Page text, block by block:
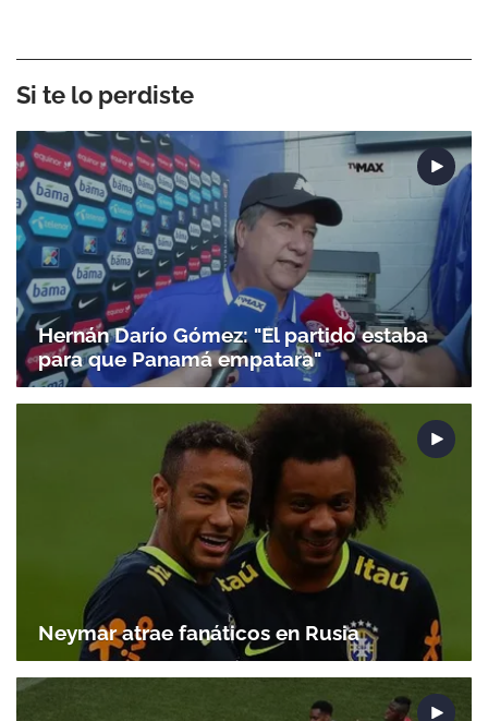
Si te lo perdiste
Hernán Darío Gómez: "El partido estaba
para que Panamá empatara"
Neymar atrae fanáticos en Rusia